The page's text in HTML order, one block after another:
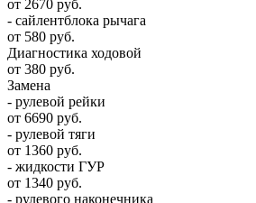
от 2670 руб.
- сайлентблока рычага
от 580 руб.
Диагностика ходовой
от 380 руб.
Замена
- рулевой рейки
от 6690 руб.
- рулевой тяги
от 1360 руб.
- жидкости ГУР
от 1340 руб.
- рулевого наконечника